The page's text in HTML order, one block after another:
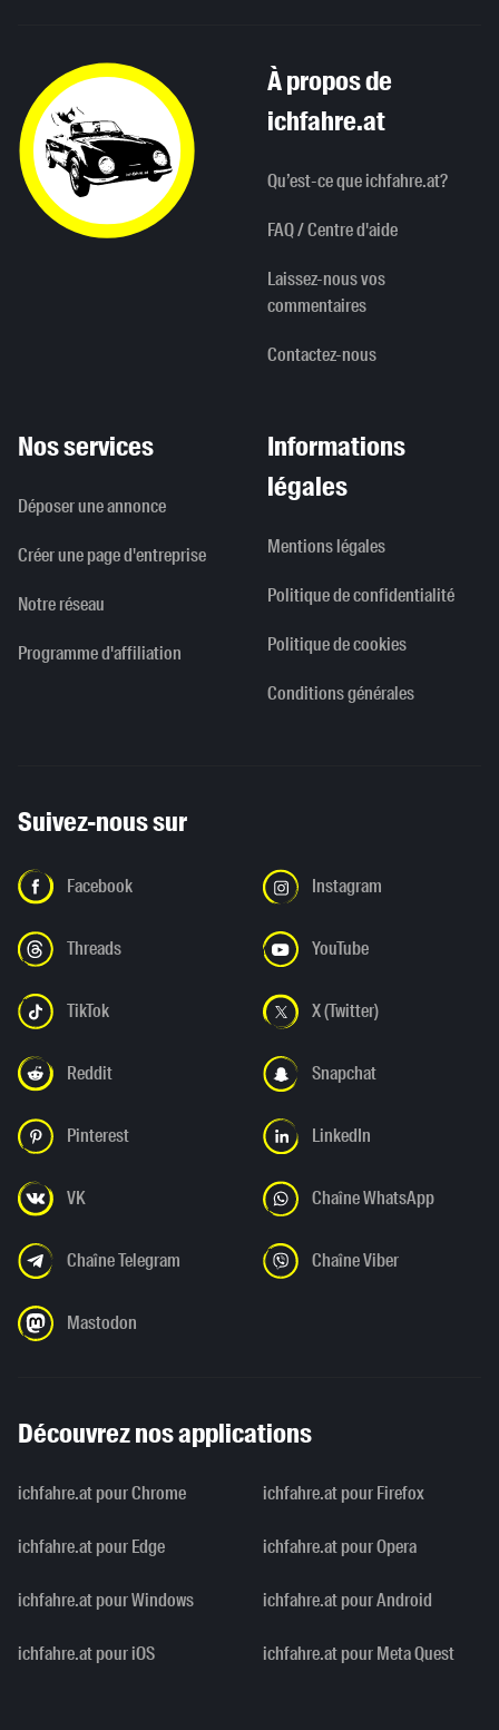
À propos de
ichfahre.at
Qu’est-ce que ichfahre.at?
FAQ / Centre d'aide
Laissez-nous vos
commentaires
Contactez-nous
Nos services
Déposer une annonce
Créer une page d'entreprise
Notre réseau
Programme d'affiliation
Informations
légales
Mentions légales
Politique de confidentialité
Politique de cookies
Conditions générales
Suivez-nous sur
Facebook Instagram
Threads YouTube
TikTok X (Twitter)
Reddit Snapchat
Pinterest LinkedIn
VK Chaîne WhatsApp
Chaîne Telegram Chaîne Viber
Mastodon
Découvrez nos applications
ichfahre.at pour Chrome ichfahre.at pour Firefox
ichfahre.at pour Edge ichfahre.at pour Opera
ichfahre.at pour Windows ichfahre.at pour Android
ichfahre.at pour iOS ichfahre.at pour Meta Quest